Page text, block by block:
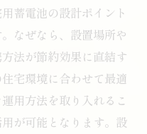
蓄電池の設計ポイント
なぜなら、設置場所や
法が節約効果に直結す
宅環境に合わせて最適
用方法を取り入れるこ
が可能となります。設